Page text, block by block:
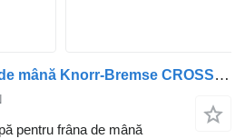
Supapă pentru frâna de mână Knorr-Bremse CROSSWAY (01.06-) DPM61EY pentru autobuz Irisbus Arway, Crossway, Crealis, Magelys, Proway, Daily Tourys (2006-)
pentru frâna de mână